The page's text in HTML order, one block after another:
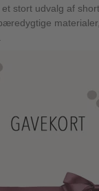
stort udvalg af